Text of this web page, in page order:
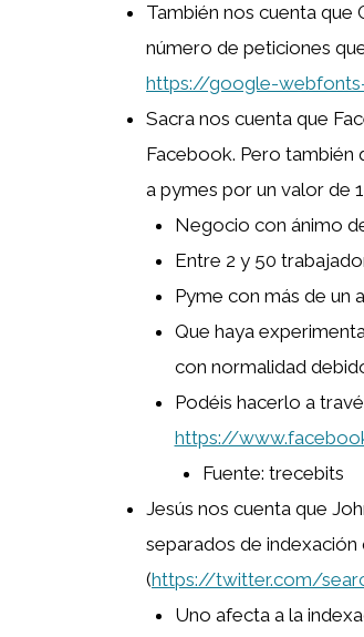
También nos cuenta que
número de peticiones
https://google-
Sacra nos cuenta que
Facebook. Pero
a pymes por un valor de
Negocio con ánimo
Entre 2 y 50
Pyme con más de un
Que haya
con normalidad
Podéis hacerlo a
https://
Fuente: trecebits
Jesús nos cuenta que
separados de indexación
(https://twitter.com/
Uno afecta a la